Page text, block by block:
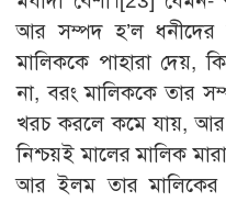
আর সম্পদ হ’ল ধনীদের
মালিককে পাহারা দেয়,
না, বরং মালিককে তার
খরচ করলে কমে যায়,
নিশ্চয়ই মালের মালিক
আর ইলম তার মালিকের